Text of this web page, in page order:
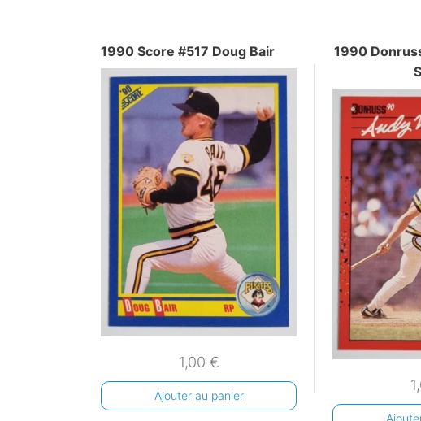
1990 Score #517 Doug Bair
1,00 €
Ajouter au panier
1990